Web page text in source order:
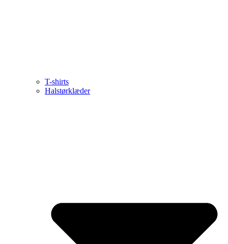
T-shirts
Halstørklæder